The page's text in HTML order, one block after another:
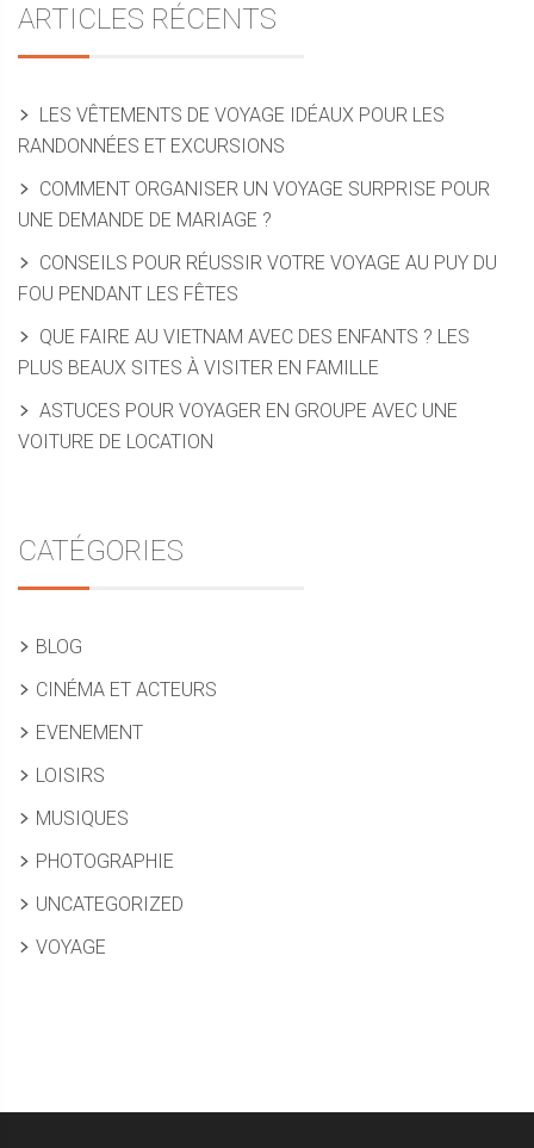
ARTICLES RÉCENTS
LES VÊTEMENTS DE VOYAGE IDÉAUX POUR LES
RANDONNÉES ET EXCURSIONS
COMMENT ORGANISER UN VOYAGE SURPRISE POUR
UNE DEMANDE DE MARIAGE ?
CONSEILS POUR RÉUSSIR VOTRE VOYAGE AU PUY DU
FOU PENDANT LES FÊTES
QUE FAIRE AU VIETNAM AVEC DES ENFANTS ? LES
PLUS BEAUX SITES À VISITER EN FAMILLE
ASTUCES POUR VOYAGER EN GROUPE AVEC UNE
VOITURE DE LOCATION
CATÉGORIES
BLOG
CINÉMA ET ACTEURS
EVENEMENT
LOISIRS
MUSIQUES
PHOTOGRAPHIE
UNCATEGORIZED
VOYAGE